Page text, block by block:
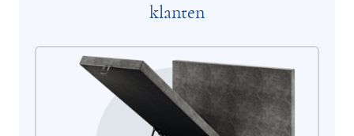
klanten